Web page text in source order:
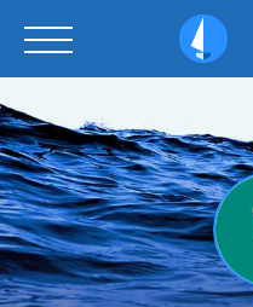
Sailarena